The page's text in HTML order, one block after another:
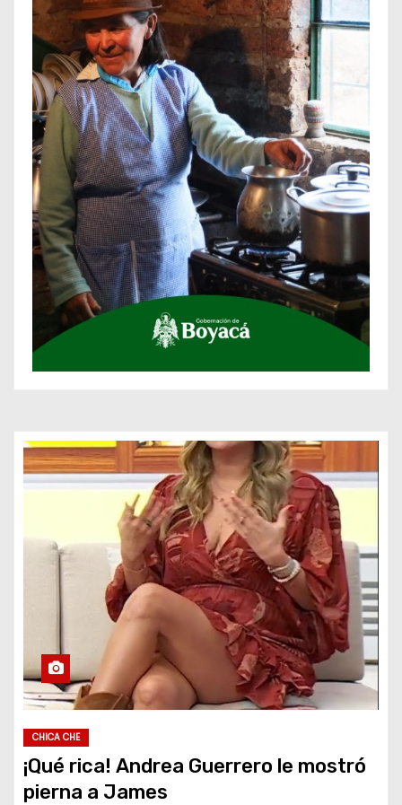
CHICA CHE
¡Qué rica! Andrea Guerrero le mostró
pierna a James